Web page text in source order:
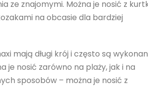
ze znajomymi. Można je nosić z
na obcasie dla bardziej
mają długi krój i często są
je nosić zarówno na plaży, jak i na
sposobów – można je nosić z